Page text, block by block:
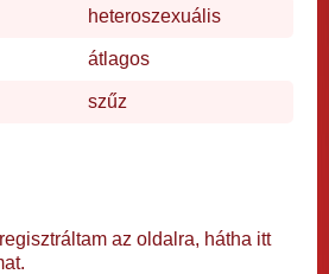
heteroszexuális
átlagos
szűz
az oldalra, hátha itt